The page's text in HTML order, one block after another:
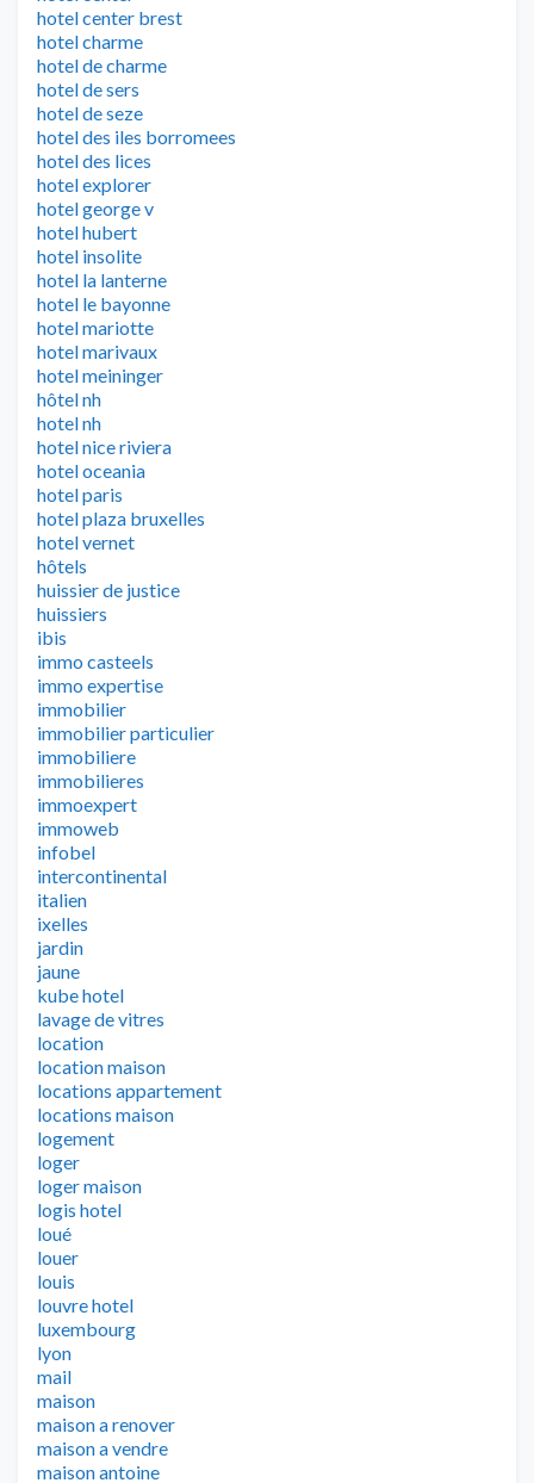
hotel center brest
hotel charme
hotel de charme
hotel de sers
hotel de seze
hotel des iles borromees
hotel des lices
hotel explorer
hotel george v
hotel hubert
hotel insolite
hotel la lanterne
hotel le bayonne
hotel mariotte
hotel marivaux
hotel meininger
hôtel nh
hotel nh
hotel nice riviera
hotel oceania
hotel paris
hotel plaza bruxelles
hotel vernet
hôtels
huissier de justice
huissiers
ibis
immo casteels
immo expertise
immobilier
immobilier particulier
immobiliere
immobilieres
immoexpert
immoweb
infobel
intercontinental
italien
ixelles
jardin
jaune
kube hotel
lavage de vitres
location
location maison
locations appartement
locations maison
logement
loger
loger maison
logis hotel
loué
louer
louis
louvre hotel
luxembourg
lyon
mail
maison
maison a renover
maison a vendre
maison antoine